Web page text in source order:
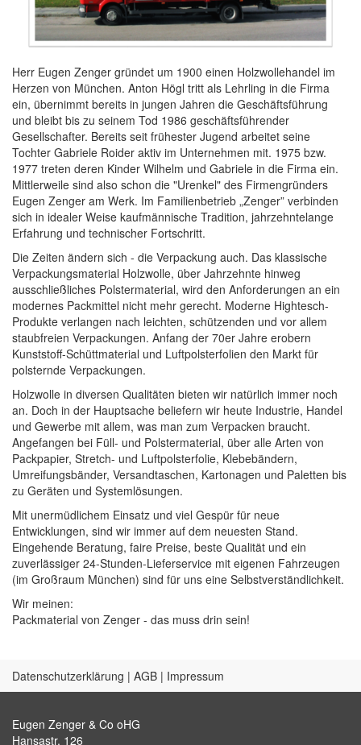
Herr Eugen Zenger gründet um 1900 einen Holzwollehandel im
Herzen von München. Anton Högl tritt als Lehrling in die Firma
ein, übernimmt bereits in jungen Jahren die Geschäftsführung
und bleibt bis zu seinem Tod 1986 geschäftsführender
Gesellschafter. Bereits seit frühester Jugend arbeitet seine
Tochter Gabriele Roider aktiv im Unternehmen mit. 1975 bzw.
1977 treten deren Kinder Wilhelm und Gabriele in die Firma ein.
Mittlerweile sind also schon die "Urenkel" des Firmengründers
Eugen Zenger am Werk. Im Familienbetrieb „Zenger” verbinden
sich in idealer Weise kaufmännische Tradition, jahrzehntelange
Erfahrung und technischer Fortschritt.
Die Zeiten ändern sich - die Verpackung auch. Das klassische
Verpackungsmaterial Holzwolle, über Jahrzehnte hinweg
ausschließliches Polstermaterial, wird den Anforderungen an ein
modernes Packmittel nicht mehr gerecht. Moderne Hightesch-
Produkte verlangen nach leichten, schützenden und vor allem
staubfreien Verpackungen. Anfang der 70er Jahre erobern
Kunststoff-Schüttmaterial und Luftpolsterfolien den Markt für
polsternde Verpackungen.
Holzwolle in diversen Qualitäten bieten wir natürlich immer noch
an. Doch in der Hauptsache beliefern wir heute Industrie, Handel
und Gewerbe mit allem, was man zum Verpacken braucht.
Angefangen bei Füll- und Polstermaterial, über alle Arten von
Packpapier, Stretch- und Luftpolsterfolie, Klebebändern,
Umreifungsbänder, Versandtaschen, Kartonagen und Paletten bis
zu Geräten und Systemlösungen.
Mit unermüdlichem Einsatz und viel Gespür für neue
Entwicklungen, sind wir immer auf dem neuesten Stand.
Eingehende Beratung, faire Preise, beste Qualität und ein
zuverlässiger 24-Stunden-Lieferservice mit eigenen Fahrzeugen
(im Großraum München) sind für uns eine Selbstverständlichkeit.
Wir meinen:
Packmaterial von Zenger - das muss drin sein!
Datenschutzerklärung | AGB | Impressum
Eugen Zenger & Co oHG
Hansastr. 126